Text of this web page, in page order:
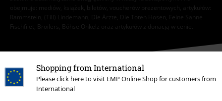
Shopping from International
Please click here to visit EMP Online Shop for customers from
International
obejmuje: mediów, książek, biletów, voucherów prezentowych, artykułów:
Rammstein, (Till) Lindemann, Die Ärzte, Die Toten Hosen, Feine Sahne
Fischfilet, Broilers, Böhse Onkelz oraz artykułów z donacją w cenie.